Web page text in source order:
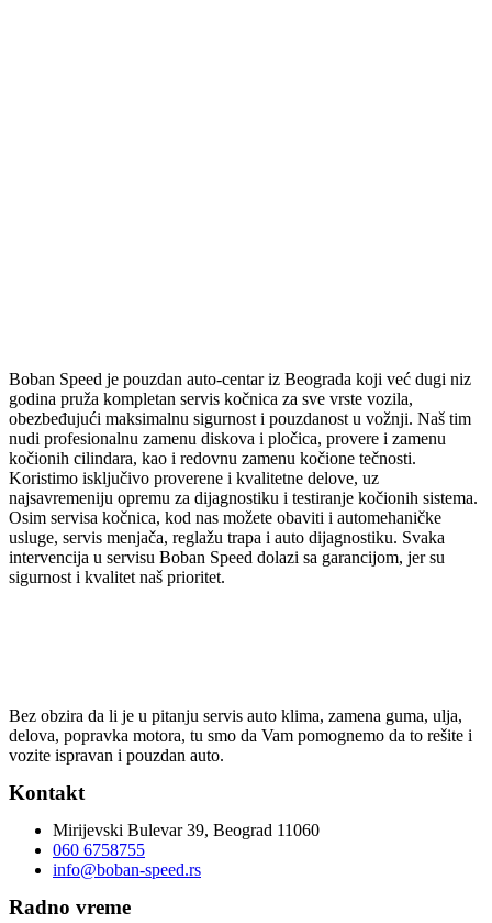
Boban Speed je pouzdan auto-centar iz Beograda koji već dugi niz
godina pruža kompletan servis kočnica za sve vrste vozila,
obezbeđujući maksimalnu sigurnost i pouzdanost u vožnji. Naš tim
nudi profesionalnu zamenu diskova i pločica, provere i zamenu
kočionih cilindara, kao i redovnu zamenu kočione tečnosti.
Koristimo isključivo proverene i kvalitetne delove, uz
najsavremeniju opremu za dijagnostiku i testiranje kočionih sistema.
Osim servisa kočnica, kod nas možete obaviti i automehaničke
usluge, servis menjača, reglažu trapa i auto dijagnostiku. Svaka
intervencija u servisu Boban Speed dolazi sa garancijom, jer su
sigurnost i kvalitet naš prioritet.
Bez obzira da li je u pitanju servis auto klima, zamena guma, ulja,
delova, popravka motora, tu smo da Vam pomognemo da to rešite i
vozite ispravan i pouzdan auto.
Kontakt
Mirijevski Bulevar 39, Beograd 11060
060 6758755
info@boban-speed.rs
Radno vreme